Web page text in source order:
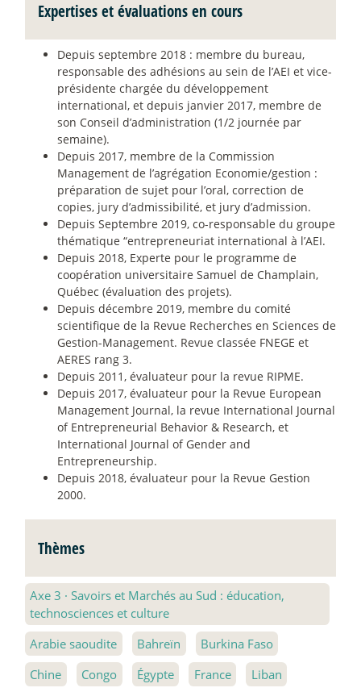
Expertises et évaluations en cours
Depuis septembre 2018 : membre du bureau,
responsable des adhésions au sein de l’AEI et vice-
présidente chargée du développement
international, et depuis janvier 2017, membre de
son Conseil d’administration (1/2 journée par
semaine).
Depuis 2017, membre de la Commission
Management de l’agrégation Economie/gestion :
préparation de sujet pour l’oral, correction de
copies, jury d’admissibilité, et jury d’admission.
Depuis Septembre 2019, co-responsable du groupe
thématique “entrepreneuriat international à l’AEI.
Depuis 2018, Experte pour le programme de
coopération universitaire Samuel de Champlain,
Québec (évaluation des projets).
Depuis décembre 2019, membre du comité
scientifique de la Revue Recherches en Sciences de
Gestion-Management. Revue classée FNEGE et
AERES rang 3.
Depuis 2011, évaluateur pour la revue RIPME.
Depuis 2017, évaluateur pour la Revue European
Management Journal, la revue International Journal
of Entrepreneurial Behavior & Research, et
International Journal of Gender and
Entrepreneurship.
Depuis 2018, évaluateur pour la Revue Gestion
2000.
Thèmes
Axe 3 · Savoirs et Marchés au Sud : éducation,
technosciences et culture
Arabie saoudite
Bahreïn
Burkina Faso
Chine
Congo Égypte France
Liban